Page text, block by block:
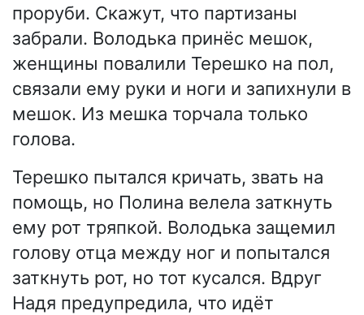
проруби. Скажут, что партизаны
забрали. Володька принёс мешок,
женщины повалили Терешко на пол,
связали ему руки и ноги и запихнули в
мешок. Из мешка торчала только
голова.
Терешко пытался кричать, звать на
помощь, но Полина велела заткнуть
ему рот тряпкой. Володька защемил
голову отца между ног и попытался
заткнуть рот, но тот кусался. Вдруг
Надя предупредила, что идёт